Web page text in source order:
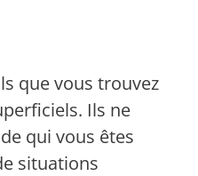
que vous trouvez
Ils ne
qui vous êtes
situations